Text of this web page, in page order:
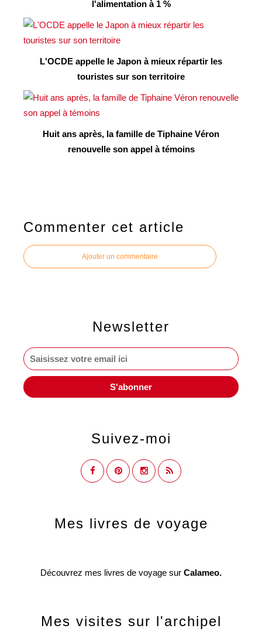
l'alimentation à 1 %
L'OCDE appelle le Japon à mieux répartir les
touristes sur son territoire
Huit ans après, la famille de Tiphaine Véron
renouvelle son appel à témoins
Commenter cet article
Ajouter un commentaire
Newsletter
Suivez-moi
Mes livres de voyage
Découvrez mes livres de voyage sur Calameo.
Mes visites sur l'archipel